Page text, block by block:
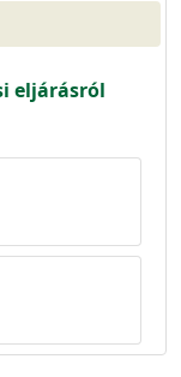
eljárásról